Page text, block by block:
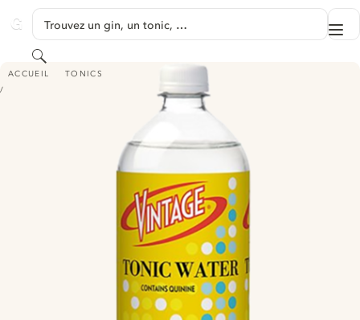
GINVENTORY
Trouvez un gin, un tonic, …
Rechercher
ACCUEIL TONICS
VINTAGE TONIC WATER